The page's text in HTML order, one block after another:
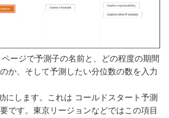
ページで予測子の名前と、どの程度の期間
か、そして予測したい分位数の数を入力
にします。これは コールドスタート予測
です。東京リージョンなどではこの項目